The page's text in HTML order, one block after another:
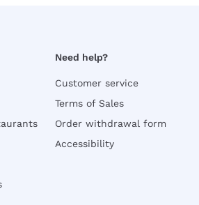
Need help?
Customer service
Terms of Sales
Order withdrawal form
Accessibility